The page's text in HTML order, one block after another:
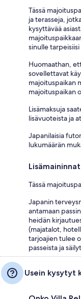
Tässä
ja terasseja,
kysyttävää
sinulle
Huomaathan,
sovellettavat
majoituspaikan
majoituspaikan
Lisämaksuja
lisävuoteista ja
Japanilaisia
lukumäärän
Lisämaininnat
Tässä
Japanin
antamaan
heidän
(majatalot,
tarjoajien tulee
passeista ja
Usein kysytyt